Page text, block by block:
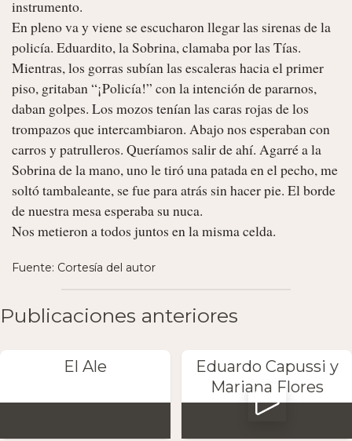
instrumento.
En pleno va y viene se escucharon llegar las sirenas de la
policía. Eduardito, la Sobrina, clamaba por las Tías.
Mientras, los gorras subían las escaleras hacia el primer
piso, gritaban “¡Policía!” con la intención de pararnos,
daban golpes. Los mozos tenían las caras rojas de los
trompazos que intercambiaron. Abajo nos esperaban con
carros y patrulleros. Queríamos salir de ahí. Agarré a la
Sobrina de la mano, uno le tiró una patada en el pecho, me
soltó tambaleante, se fue para atrás sin hacer pie. El borde
de nuestra mesa esperaba su nuca.
Nos metieron a todos juntos en la misma celda.
Fuente: Cortesía del autor
Publicaciones anteriores
El Ale
Eduardo Capussi y
Mariana Flores